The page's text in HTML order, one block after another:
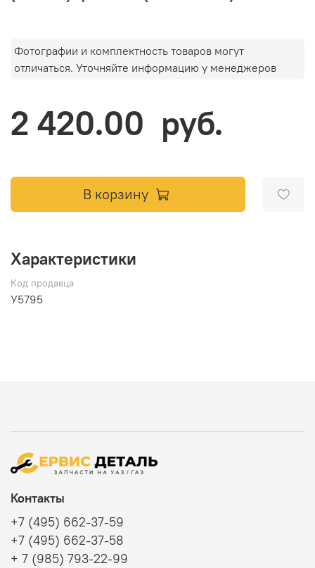
Фотографии и комплектность товаров могут
отличаться. Уточняйте информацию у менеджеров
2 420.00 руб.
В корзину
Характеристики
Код продавца
У5795
Контакты
+7 (495) 662-37-59
+7 (495) 662-37-58
+ 7 (985) 793-22-99